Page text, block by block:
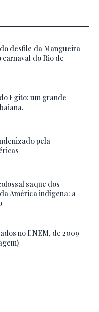
desfile da Mangueira
carnaval do Rio de
Egito: um grande
pela
saque dos
América indígena: a
no ENEM, de 2009